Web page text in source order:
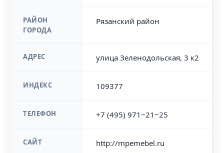
РАЙОН
ГОРОДА
Рязанский район
АДРЕС улица Зеленодольская, 3 к2
ИНДЕКС 109377
ТЕЛЕФОН +7 (495) 971‒21‒25
САЙТ http://mpemebel.ru